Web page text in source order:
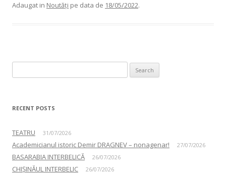
Adaugat in Noutăți pe data de 18/05/2022.
RECENT POSTS
TEATRU 31/07/2026
Academicianul istoric Demir DRAGNEV – nonagenar! 27/07/2026
BASARABIA INTERBELICĂ 26/07/2026
CHIȘINĂUL INTERBELIC 26/07/2026